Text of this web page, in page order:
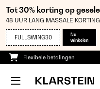
Tot 30% korting op
48 UUR LANG MASSALE
FULLSWING30
Nu
winkelen
Flexibele betalingen